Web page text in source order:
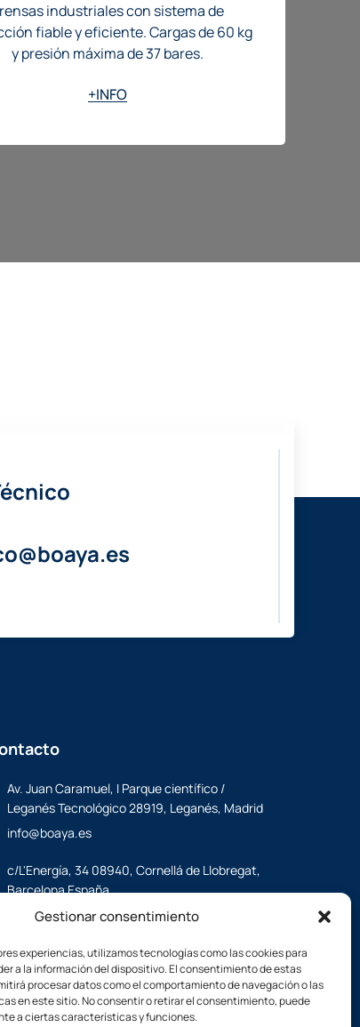
Gestionar consentimiento
experiencias, utilizamos tecnologías como las cookies para
a la información del dispositivo. El consentimiento de estas
procesar datos como el comportamiento de navegación o las
en este sitio. No consentir o retirar el consentimiento, puede
a ciertas características y funciones.
industriales con sistema de
fiable y eficiente. Cargas de 60 kg
y presión máxima de 37 bares.
+INFO
Av. Juan Caramuel, I Parque científico /
Leganés Tecnológico 28919, Leganés, Madrid
info@boaya.es
c/L'Energía, 34 08940, Cornellá de Llobregat,
Barcelona España
boaya@boaya.es